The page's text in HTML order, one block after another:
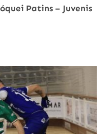
Patins – Juvenis